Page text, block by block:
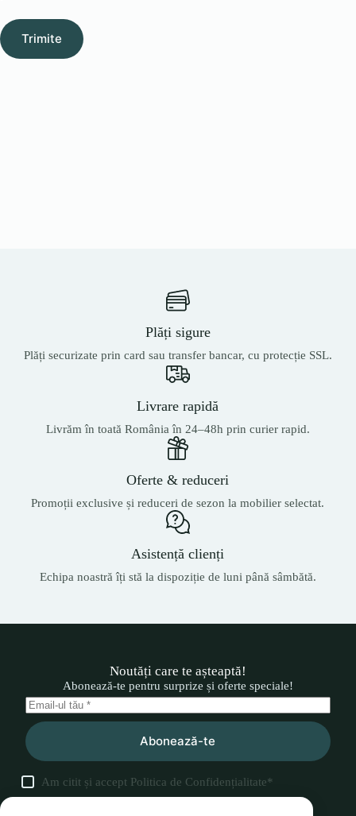
Trimite
Plăți sigure
Plăți securizate prin card sau transfer bancar, cu protecție SSL.
Livrare rapidă
Livrăm în toată România în 24–48h prin curier rapid.
Oferte & reduceri
Promoții exclusive și reduceri de sezon la mobilier selectat.
Asistență clienți
Echipa noastră îți stă la dispoziție de luni până sâmbătă.
Noutăți care te așteaptă!
Abonează-te pentru surprize și oferte speciale!
Abonează-te
Am citit și accept Politica de Confidențialitate*